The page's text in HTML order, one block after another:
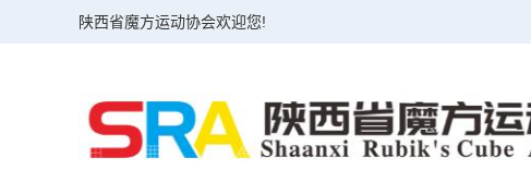
陕西省魔方运动协会欢迎您!